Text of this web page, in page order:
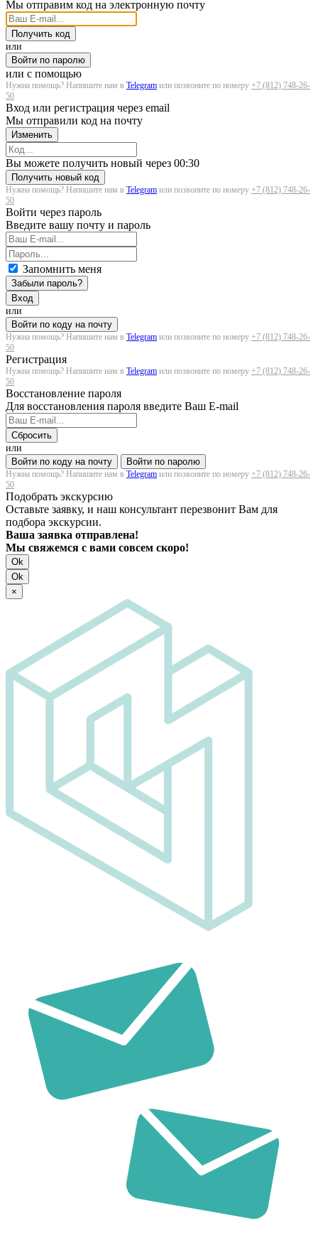
Мы отправим код на электронную почту
Получить код
или
Войти по паролю
или с помощью
Нужна помощь? Напишите нам в Telegram или позвоните по номеру +7 (812) 748-26-
50
Вход или регистрация через email
Мы отправили код на почту
Изменить
Загрузка...
Вы можете получить новый через 00:30
Получить новый код
Нужна помощь? Напишите нам в Telegram или позвоните по номеру +7 (812) 748-26-
50
Войти через пароль
Введите вашу почту и пароль
Запомнить меня
Забыли пароль?
Вход
или
Войти по коду на почту
Нужна помощь? Напишите нам в Telegram или позвоните по номеру +7 (812) 748-26-
50
Регистрация
Нужна помощь? Напишите нам в Telegram или позвоните по номеру +7 (812) 748-26-
50
Восстановление пароля
Для восстановления пароля введите Ваш E-mail
Сбросить
или
Войти по коду на почту
Войти по паролю
Нужна помощь? Напишите нам в Telegram или позвоните по номеру +7 (812) 748-26-
50
Подобрать экскурсию
Оставьте заявку, и наш консультант перезвонит Вам для
подбора экскурсии.
Ваша заявка отправлена!
Мы свяжемся с вами совсем скоро!
Ok
Ok
×